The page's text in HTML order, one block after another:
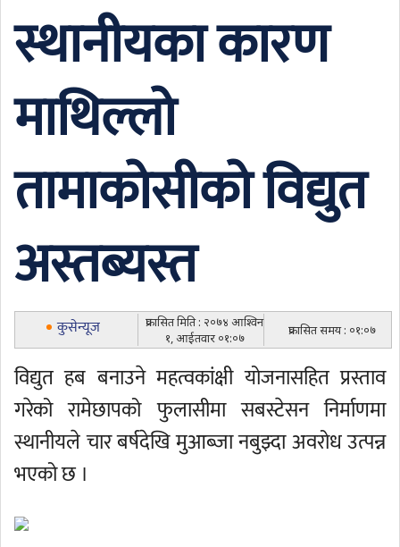
स्थानीयका कारण
माथिल्लो
तामाकोसीको विद्युत
अस्तब्यस्त
कुसेन्यूज
प्रकासित मिति : २०७४ आश्विन
१, आईतवार ०१:०७
प्रकासित समय : ०१:०७
विद्युत हब बनाउने महत्वकांक्षी योजनासहित प्रस्ताव
गरेको रामेछापको फुलासीमा सबस्टेसन निर्माणमा
स्थानीयले चार बर्षदेखि मुआब्जा नबुझ्दा अवरोध उत्पन्न
भएको छ ।